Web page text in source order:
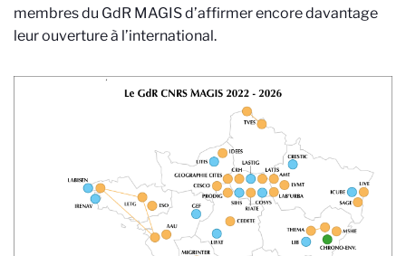
membres du GdR MAGIS d’affirmer encore davantage
leur ouverture à l’international.